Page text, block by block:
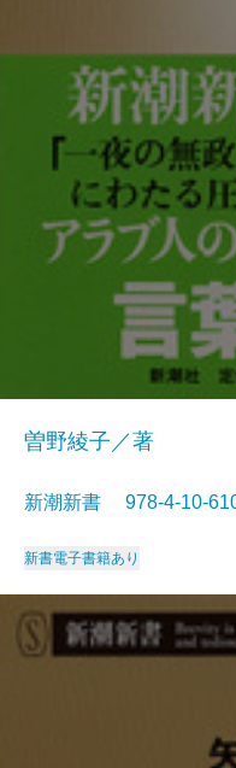
曽野綾子／著
新潮新書 978-4-10-
新書電子書籍あり